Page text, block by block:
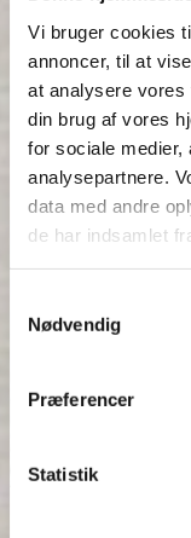
Vi bruger cookies
annoncer, til at
at analysere vores
din brug af vores
for sociale medier,
analysepartnere.
data med andre
de har indsamlet
Nødvendig
Præferencer
Statistik
Det søde liv